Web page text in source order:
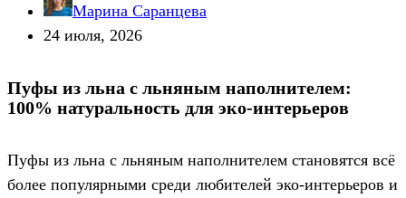
Марина Саранцева
24 июля, 2026
Пуфы из льна с льняным наполнителем:
100% натуральность для эко-интерьеров
Пуфы из льна с льняным наполнителем становятся всё
более популярными среди любителей эко-интерьеров и